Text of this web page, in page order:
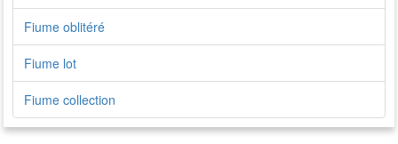
Fiume oblitéré
Fiume lot
Fiume collection